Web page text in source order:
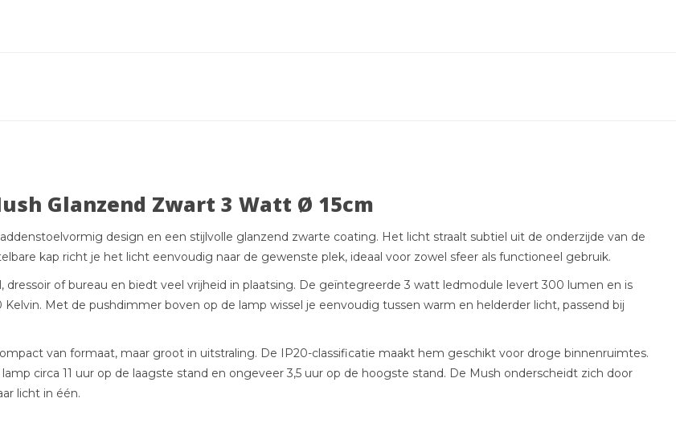
Glanzend Zwart 3 Watt Ø 15cm
design en een stijlvolle glanzend zwarte coating. Het licht straalt subtiel uit de onderzijde van de
kap richt je het licht eenvoudig naar de gewenste plek, ideaal voor zowel sfeer als functioneel gebruik.
of bureau en biedt veel vrijheid in plaatsing. De geïntegreerde 3 watt ledmodule levert 300 lumen en is
Met de pushdimmer boven op de lamp wissel je eenvoudig tussen warm en helderder licht, passend bij
van formaat, maar groot in uitstraling. De IP20-classificatie maakt hem geschikt voor droge binnenruimtes.
circa 11 uur op de laagste stand en ongeveer 3,5 uur op de hoogste stand. De Mush onderscheidt zich door
licht in één.